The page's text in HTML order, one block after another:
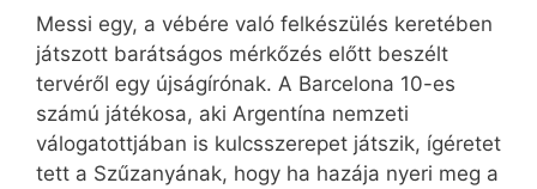
Messi egy, a vébére való felkészülés keretében
játszott barátságos mérkőzés előtt beszélt
tervéről egy újságírónak. A Barcelona 10-es
számú játékosa, aki Argentína nemzeti
válogatottjában is kulcsszerepet játszik, ígéretet
tett a Szűzanyának, hogy ha hazája nyeri meg a